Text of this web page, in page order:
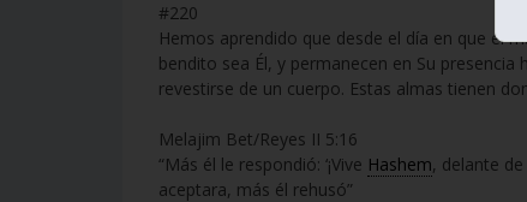
#220
Hemos aprendido que desde el día en que el
bendito sea Él, y permanecen en Su
revestirse de un cuerpo. Estas almas tienen
Melajim Bet/Reyes II 5:16
“Más él le respondió: ‘¡Vive Hashem, delante
aceptara, más él rehusó”